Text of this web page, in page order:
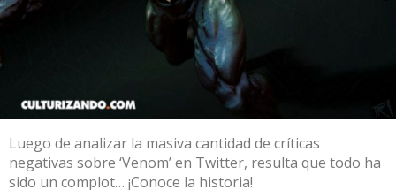
Luego de analizar la masiva cantidad de críticas
negativas sobre ‘Venom’ en Twitter, resulta que todo ha
sido un complot… ¡Conoce la historia!